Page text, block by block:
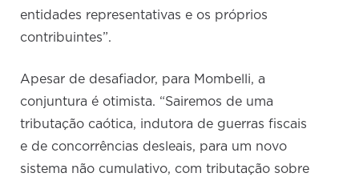
entidades representativas e os próprios
contribuintes”.
Apesar de desafiador, para Mombelli, a
conjuntura é otimista. “Sairemos de uma
tributação caótica, indutora de guerras fiscais
e de concorrências desleais, para um novo
sistema não cumulativo, com tributação sobre